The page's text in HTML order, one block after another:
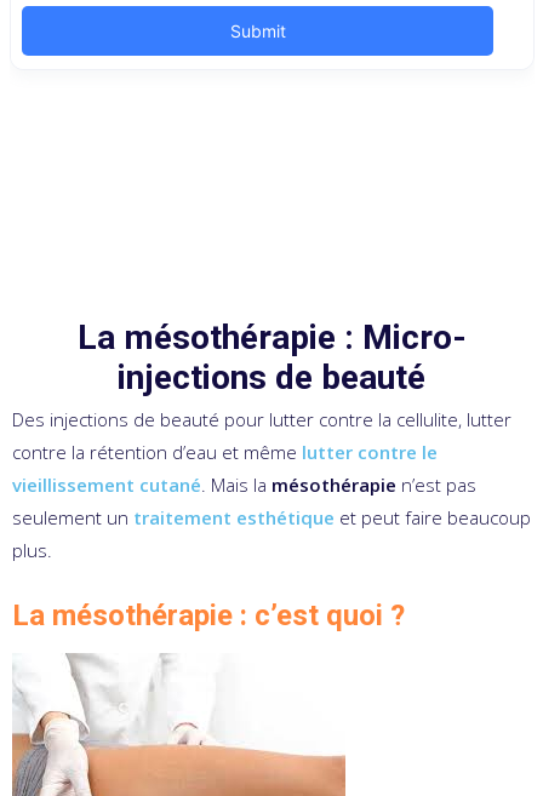
La mésothérapie : Micro-
injections de beauté
Des injections de beauté pour lutter contre la cellulite, lutter
contre la rétention d’eau et même lutter contre le
vieillissement cutané. Mais la mésothérapie n’est pas
seulement un traitement esthétique et peut faire beaucoup
plus.
La mésothérapie : c’est quoi ?